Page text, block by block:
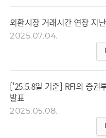
외환시장 거래시간 연장 지
2025.07.04.
['25.5.8일 기준] RFI의 증권
발표
2025.05.08.